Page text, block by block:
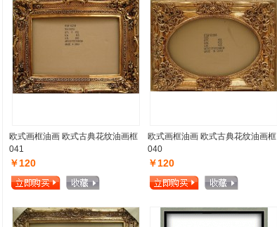
欧式画框油画 欧式古典花纹油画框
041
￥120
欧式画框油画 欧式古典花纹油画框
040
￥120